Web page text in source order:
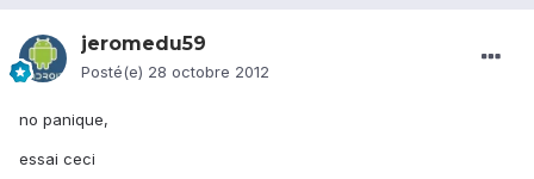
jeromedu59
Posté(e) 28 octobre 2012
no panique,
essai ceci